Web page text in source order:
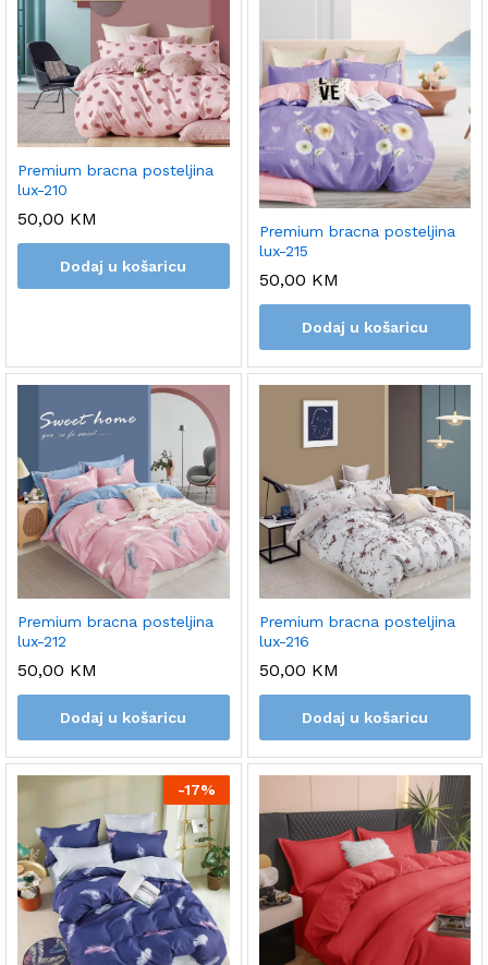
Premium bracna posteljina
lux-210
50,00 KM
Dodaj u košaricu
Premium bracna posteljina
lux-215
50,00 KM
Dodaj u košaricu
Premium bracna posteljina
lux-212
50,00 KM
Dodaj u košaricu
Premium bracna posteljina
lux-216
50,00 KM
Dodaj u košaricu
-17%